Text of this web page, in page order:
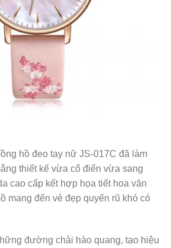
hồ đeo tay nữ JS-017C đã làm
thiết kế vừa cổ điển vừa sang
cao cấp kết hợp họa tiết hoa văn
mang đến vẻ đẹp quyến rũ khó có
đường chải hào quang, tạo hiệu